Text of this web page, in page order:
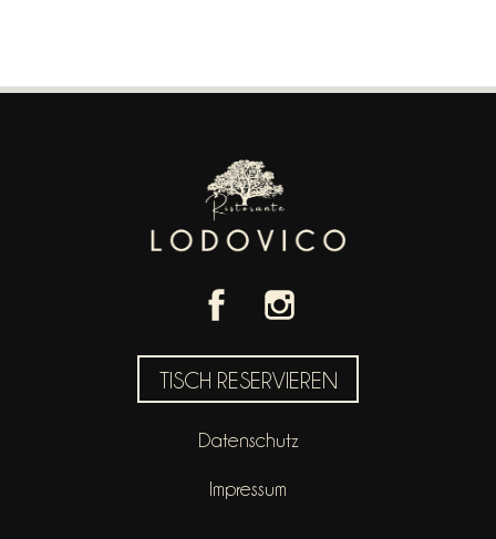
TISCH RESERVIEREN
Datenschutz
Impressum